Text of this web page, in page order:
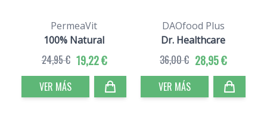
PermeaVit
100% Natural
19,22 €
24,95 €
VER MÁS
DAOfood Plus
Dr. Healthcare
28,95 €
36,00 €
VER MÁS